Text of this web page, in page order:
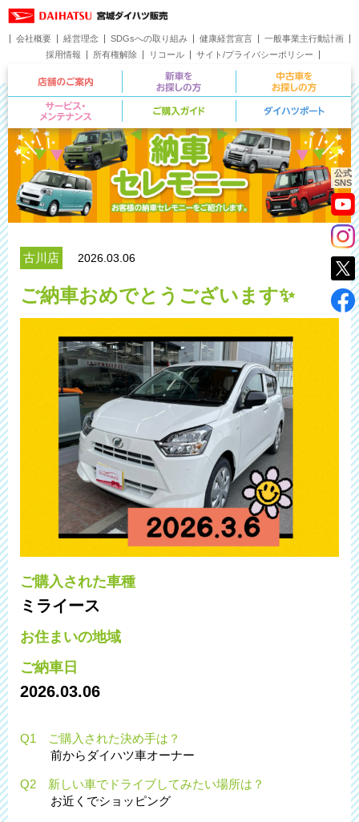
公式
SNS
会社概要 経営理念 SDGsへの取り組み 健康経営宣言
一般事業主行動計画
採用情報
所有権解除 リコール
サイト/プライバシーポリシー
お問い合わせ
店舗のご案内 新車をお探しの方
サービス・メンテナンス ご購入ガイド
古川店 2026.03.06
ご納車おめでとうございます✨
ご購入された車種
ミライース
お住まいの地域
ご納車日
2026.03.06
Q1 ご購入された決め手は？
前からダイハツ車オーナー
Q2 新しい車でドライブしてみたい場所は？
お近くでショッピング